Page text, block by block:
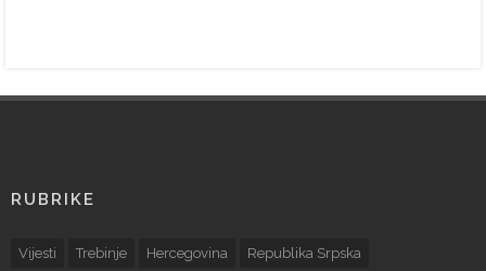
RUBRIKE
Vijesti Trebinje Hercegovina Republika Srpska